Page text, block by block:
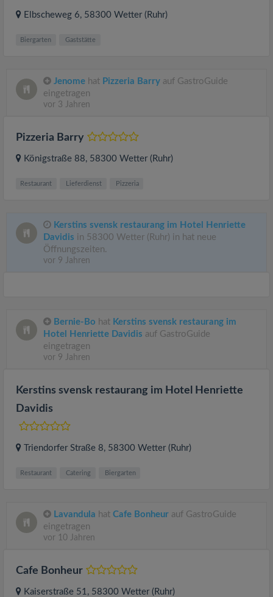
Elbscheweg 6, 58300 Wetter (Ruhr)
Biergarten Gaststätte
Jenome hat Pizzeria Barry auf GastroGuide
eingetragen
vor 3 Jahren
Pizzeria Barry
Königstraße 88, 58300 Wetter (Ruhr)
Restaurant Lieferdienst Pizzeria
Kerstins svensk restaurang im Hotel Henriette
Davidis in 58300 Wetter (Ruhr) in hat neue
Öffnungszeiten.
vor 9 Jahren
Bernie-Bo hat Kerstins svensk restaurang im
Hotel Henriette Davidis auf GastroGuide
eingetragen
vor 9 Jahren
Kerstins svensk restaurang im Hotel Henriette
Davidis
Triendorfer Straße 8, 58300 Wetter (Ruhr)
Restaurant Catering Biergarten
Lavandula hat Cafe Bonheur auf GastroGuide
eingetragen
vor 10 Jahren
Cafe Bonheur
Kaiserstraße 51, 58300 Wetter (Ruhr)